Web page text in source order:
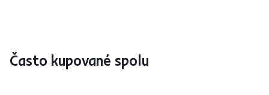
Často kupované spolu